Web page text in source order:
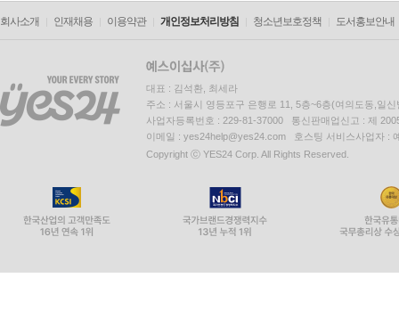
회사소개 인재채용 이용약관 개인정보처리방침 청소년보호정책 도서홍보안내
대표 : 김석환, 최세라
주소 : 서울시 영등포구 은행로 11, 5층~6층(여의도동,일신
사업자등록번호 : 229-81-37000 통신판매업신고 : 제
이메일 : yes24help@yes24.com 호스팅 서비스사업자 :
Copyright ⓒ YES24 Corp. All Rights Reserved.